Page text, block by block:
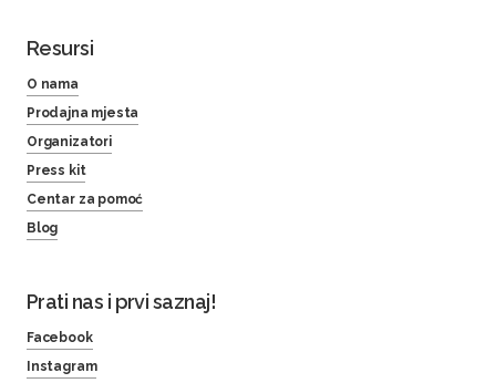
Resursi
O nama
Prodajna mjesta
Organizatori
Press kit
Centar za pomoć
Blog
Prati nas i prvi saznaj!
Facebook
Instagram